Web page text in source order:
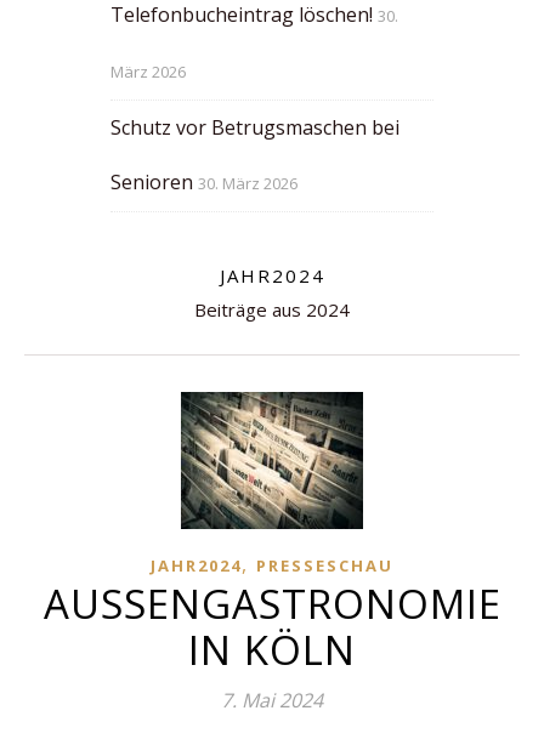
Telefonbucheintrag löschen! 30.
März 2026
Schutz vor Betrugsmaschen bei
Senioren 30. März 2026
JAHR2024
Beiträge aus 2024
JAHR2024, PRESSESCHAU
AUSSENGASTRONOMIE
IN KÖLN
7. Mai 2024